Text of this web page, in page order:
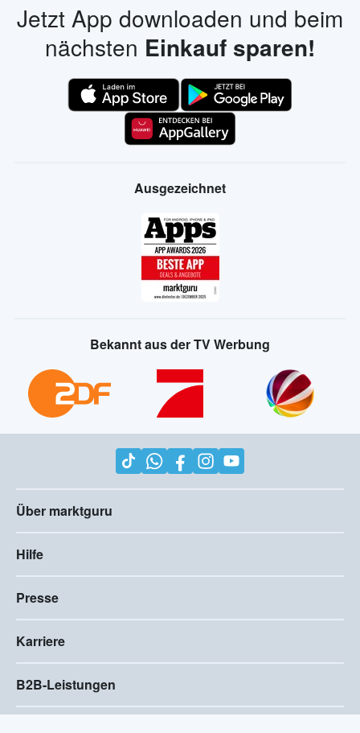
Jetzt App downloaden und beim
nächsten Einkauf sparen!
Ausgezeichnet
Bekannt aus der TV Werbung
Über marktguru
Hilfe
Presse
Karriere
B2B-Leistungen